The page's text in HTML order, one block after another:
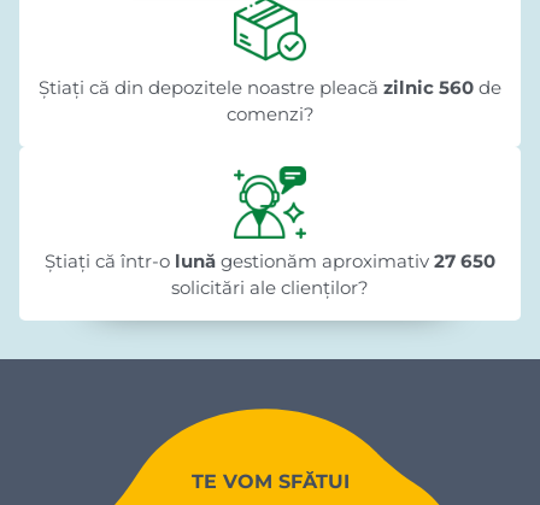
Știați că din depozitele noastre pleacă zilnic 560 de
comenzi?
Știați că într-o lună gestionăm aproximativ 27 650
solicitări ale clienților?
TE VOM SFĂTUI